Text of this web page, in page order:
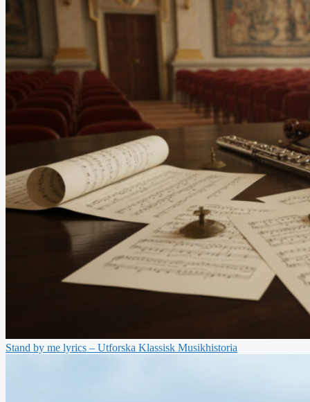
Stand by me lyrics – Utforska Klassisk Musikhistoria